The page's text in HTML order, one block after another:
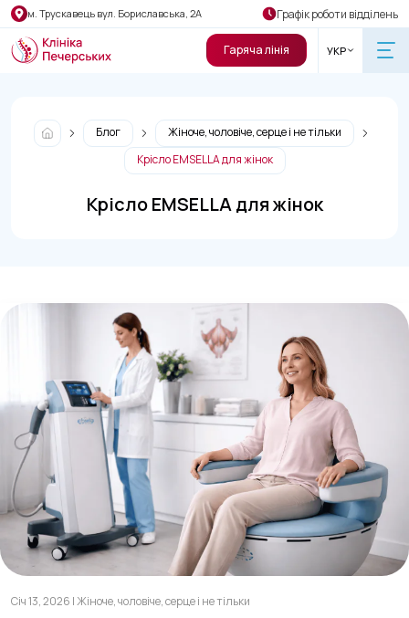
м. Трускавець вул. Бориславська, 2А Графік роботи відділень
Гаряча лінія УКР
Блог
Жіноче, чоловіче, серце і не тільки
Крісло EMSELLA для жінок
Крісло EMSELLA для жінок
Січ 13, 2026 | Жіноче, чоловіче, серце і не тільки